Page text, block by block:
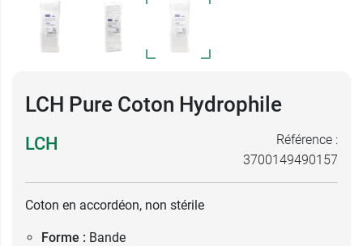
LCH Pure Coton Hydrophile
LCH
Référence :
3700149490157
Coton en accordéon, non stérile
Forme : Bande